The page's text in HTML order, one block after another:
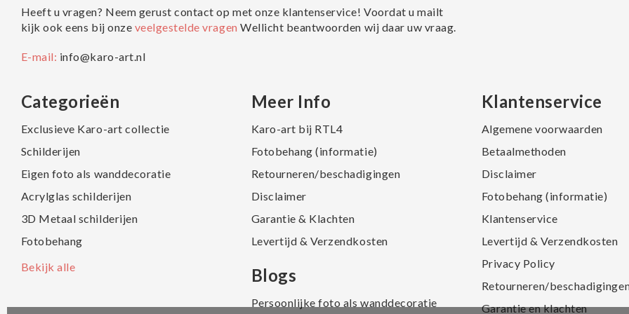
Heeft u vragen? Neem gerust contact op met onze klantenservice! Voordat u mailt
kijk ook eens bij onze veelgestelde vragenWellicht beantwoorden wij daar uw vraag.
E-mail: info@karo-art.nl
Categorieën
Exclusieve Karo-art collectie
Schilderijen
Eigen foto als wanddecoratie
Acrylglas schilderijen
3D Metaal schilderijen
Fotobehang
Bekijk alle
Meer Info
Karo-art bij RTL4
Fotobehang (informatie)
Retourneren/beschadigingen
Disclaimer
Garantie & Klachten
Levertijd & Verzendkosten
Blogs
Persoonlijke foto als wanddecoratie
Klantenservice
Algemene voorwaarden
Betaalmethoden
Disclaimer
Fotobehang (informatie)
Klantenservice
Levertijd & Verzendkosten
Privacy Policy
Retourneren/
Garantie en klachten